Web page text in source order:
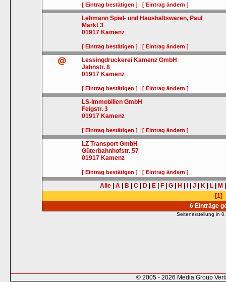
[ Eintrag bestätigen ] |[ Eintrag ändern ]
Lehmann Spiel- und Haushaltswaren, Paul
Markt 3
01917 Kamenz
[ Eintrag bestätigen ] |[ Eintrag ändern ]
Lessingdruckerei Kamenz GmbH
Jahnstr. 8
01917 Kamenz
[ Eintrag bestätigen ] |[ Eintrag ändern ]
LS-Immobilien GmbH
Feigstr. 3
01917 Kamenz
[ Eintrag bestätigen ] |[ Eintrag ändern ]
LZ Transport GmbH
Güterbahnhofstr. 57
01917 Kamenz
[ Eintrag bestätigen ] |[ Eintrag ändern ]
Alle A B C D E F G H J K L M
[1]
6 Einträge
Seitenerstellung in
© 2005 - 2026 Media Group